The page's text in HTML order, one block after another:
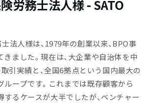
労務士法人様 - SATO
法人様は、1979年の創業以来、BPO事
ました。現在は、大企業や自治体を中
引実績と、全国6拠点という国内最大の
ープです。これまでは既存顧客から
るケースが大半でしたが、ベンチャー